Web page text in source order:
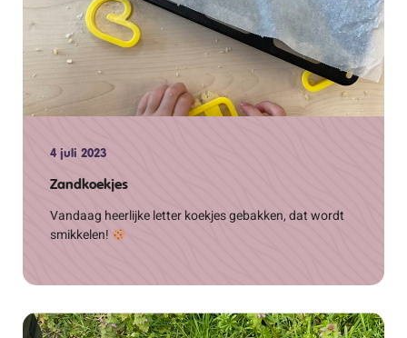
4 juli 2023
Zandkoekjes
Vandaag heerlijke letter koekjes gebakken, dat wordt
smikkelen!